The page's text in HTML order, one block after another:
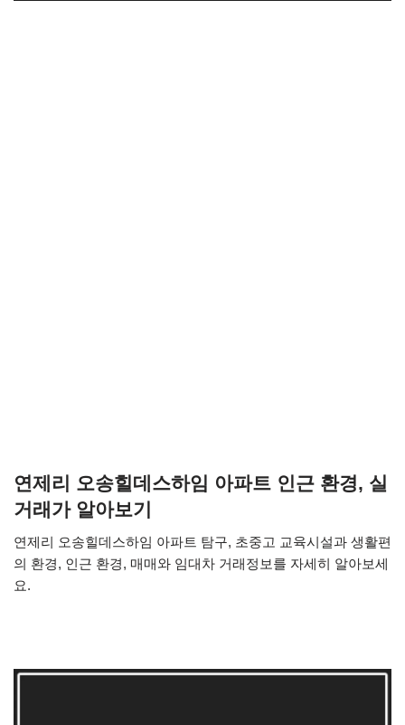
연제리 오송힐데스하임 아파트 인근 환경, 실
거래가 알아보기
연제리 오송힐데스하임 아파트 탐구, 초중고 교육시설과 생활편
의 환경, 인근 환경, 매매와 임대차 거래정보를 자세히 알아보세
요.